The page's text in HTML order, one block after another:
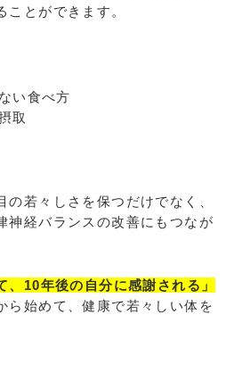
ことができます。
い食べ方
取
の若々しさを保つだけでなく、
神経バランスの改善にもつなが
、10年後の自分に感謝される」
ら始めて、健康で若々しい体を